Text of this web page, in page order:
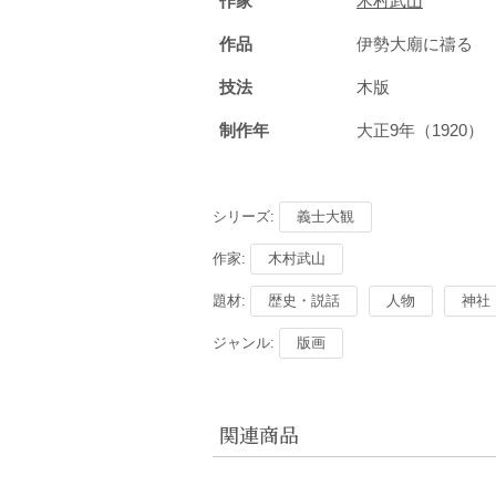
作品 伊勢大廟に禱る
技法 木版
制作年 大正9年（1920）
シリーズ: 義士大観
作家: 木村武山
題材: 歴史・説話 人物 神社
ジャンル: 版画
関連商品